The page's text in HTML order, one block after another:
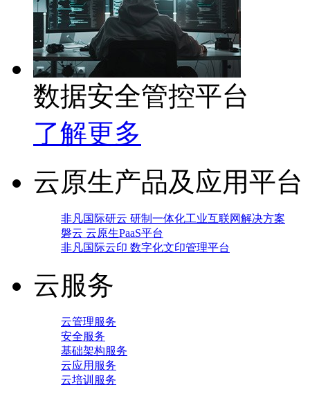
数据安全管控平台
了解更多
云原生产品及应用平台
非凡国际研云 研制一体化工业互联网解决方案
磐云 云原生PaaS平台
非凡国际云印 数字化文印管理平台
云服务
云管理服务
安全服务
基础架构服务
云应用服务
云培训服务